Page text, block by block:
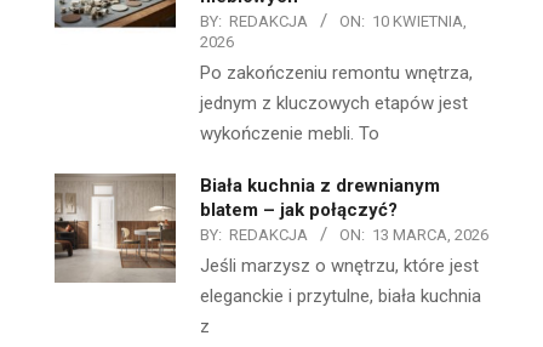
BY: REDAKCJA ON: 10 KWIETNIA,
2026
Po zakończeniu remontu wnętrza,
jednym z kluczowych etapów jest
wykończenie mebli. To
Biała kuchnia z drewnianym
blatem – jak połączyć?
BY: REDAKCJA ON: 13 MARCA, 2026
Jeśli marzysz o wnętrzu, które jest
eleganckie i przytulne, biała kuchnia
z